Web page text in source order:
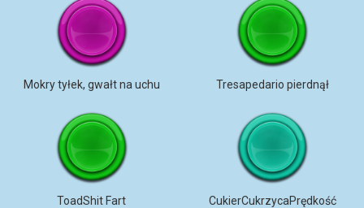
Mokry tyłek, gwałt na uchu Tresapedario pierdnął
ToadShit Fart CukierCukrzycaPrędkość